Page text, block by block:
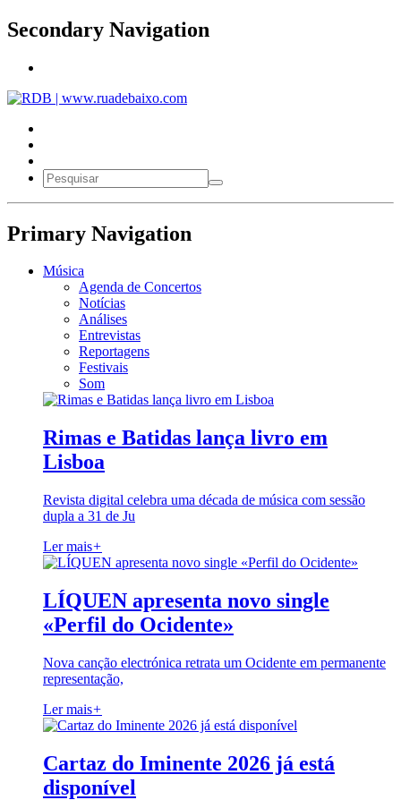
Secondary Navigation
Primary Navigation
Música
Agenda de Concertos
Notícias
Análises
Entrevistas
Reportagens
Festivais
Som
Rimas e Batidas lança livro em
Lisboa
Revista digital celebra uma década de música com sessão
dupla a 31 de Ju
Ler mais+
LÍQUEN apresenta novo single
«Perfil do Ocidente»
Nova canção electrónica retrata um Ocidente em permanente
representação,
Ler mais+
Cartaz do Iminente 2026 já está
disponível